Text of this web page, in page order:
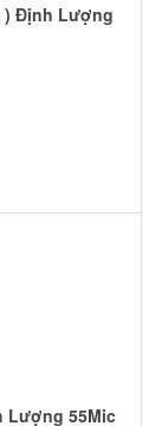
) Định Lượng
Lượng 55Mic